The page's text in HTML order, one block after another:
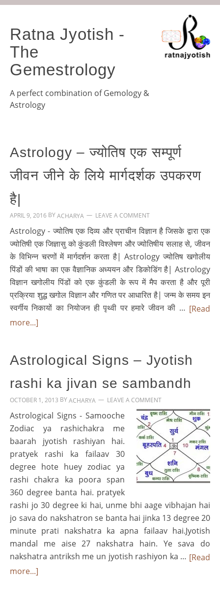
Ratna Jyotish -
The
Gemestrology
A perfect combination of Gemology &
Astrology
Astrology – ज्योतिष एक सम्पूर्ण
जीवन जीने के लिये मार्गदर्शक उपकरण
है|
APRIL 9, 2016 BYACHARYA LEAVE A COMMENT
Astrology - ज्योतिष एक दिव्य और प्राचीन विज्ञान है जिसके द्वारा एक
ज्योतिषी एक जिज्ञासु को कुंडली विश्लेषण और ज्योतिषीय सलाह से, जीवन
के विभिन्न चरणों में मार्गदर्शन करता है| Astrology ज्योतिष खगोलीय
पिंडों की भाषा का एक वैज्ञानिक अध्ययन और डिकोडिंग है| Astrology
विज्ञान खगोलीय पिंडों को एक कुंडली के रूप में मैप करता है और पूरी
प्रक्रिया शुद्ध खगोल विज्ञान और गणित पर आधारित है| जन्म के समय इन
स्वर्गीय निकायों का नियोजन ही पृथ्वी पर हमारे जीवन की … [Read
more...]
Astrological Signs – Jyotish
rashi ka jivan se sambandh
OCTOBER 1, 2013 BYACHARYA LEAVE A COMMENT
Astrological Signs - Samooche
Zodiac ya rashichakra me
baarah jyotish rashiyan hai.
pratyek rashi ka failaav 30
degree hote huey zodiac ya
rashi chakra ka poora span
360 degree banta hai. pratyek
rashi jo 30 degree ki hai, unme bhi aage vibhajan hai
jo sava do nakshatron se banta hai jinka 13 degree 20
minute prati nakshatra ka apna failaav hai.Jyotish
mandal me aise 27 nakshatra hain. Ye sava do
nakshatra antriksh me un jyotish rashiyon ka … [Read
more...]